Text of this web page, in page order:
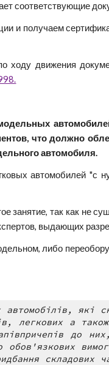
соответствующие
и получаем
движения
что должно
автомобиля.
автомобилей
занятие, так как не
выдающих
либо
які
легкових а
до
обов'язкових
складових